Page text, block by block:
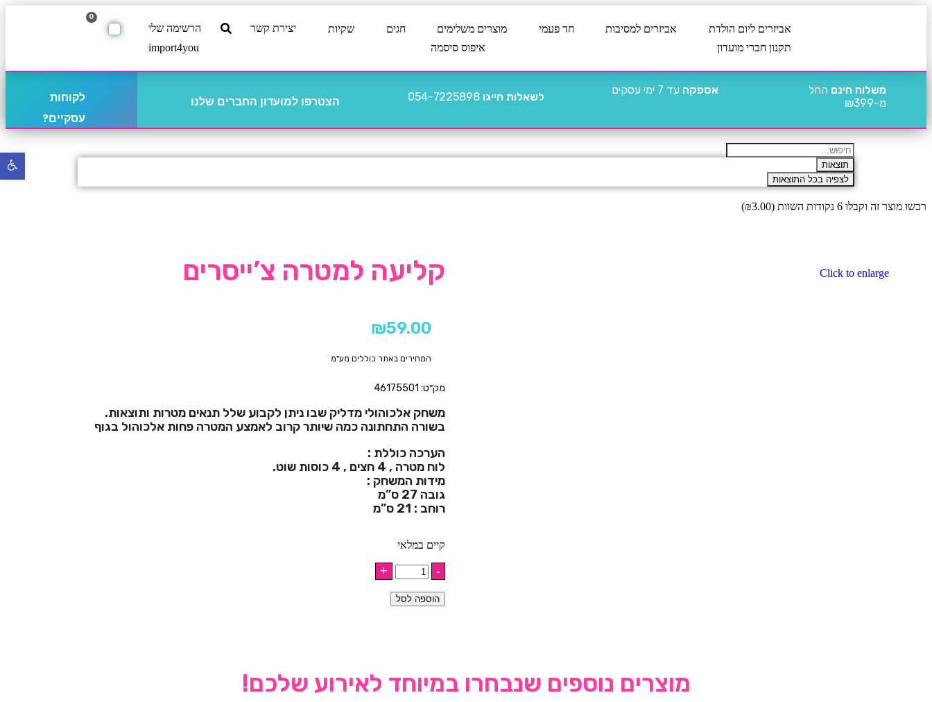
אביזרים ליום הולדת אביזרים למסיבות חד פעמי מוצרים משלימים חגים שקיות יצירת קשר
הרשימה שלי
תקנון חברי מועדון
איפוס סיסמה import4you
0
משלוח חינם החל
מ-₪399
אספקה עד 7 ימי עסקים
לשאלות חייגו 054-7225898 הצטרפו למועדון החברים שלנו
לקוחות
עסקיים?
תוצאות
לצפיה בכל התוצאות
רכשו מוצר זה וקבלו 6 נקודות השוות ( ₪3.00
)
Click to enlarge קליעה למטרה צ’ייסרים
₪59.00
המחירים באתר כוללים מע"מ
מק״ט: 46175501
משחק אלכוהולי מדליק שבו ניתן לקבוע שלל תנאים מטרות ותוצאות.
בשורה התחתונה כמה שיותר קרוב לאמצע המטרה פחות אלכוהול בגוף
הערכה כוללת :
לוח מטרה , 4 חצים , 4 כוסות שוט.
מידות המשחק :
גובה 27 ס”מ
רוחב : 21 ס”מ
קיים במלאי
הוספה לסל
מוצרים נוספים שנבחרו במיוחד לאירוע שלכם!
פתח